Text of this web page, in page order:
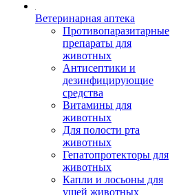
Ветеринарная аптека
Противопаразитарные
препараты для
животных
Антисептики и
дезинфицирующие
средства
Витамины для
животных
Для полости рта
животных
Гепатопротекторы для
животных
Капли и лосьоны для
ушей животных